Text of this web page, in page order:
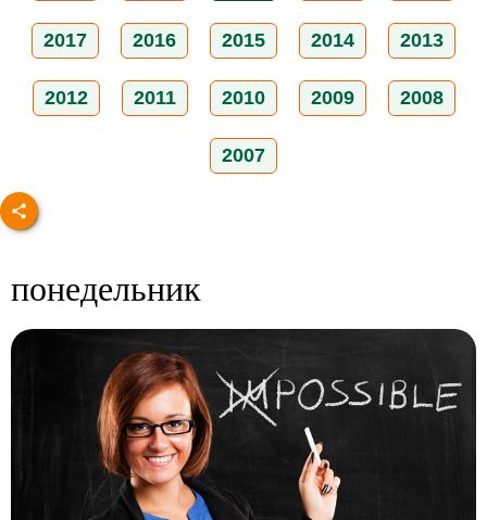
2017 2016 2015 2014 2013
2012 2011 2010 2009 2008
2007
понедельник